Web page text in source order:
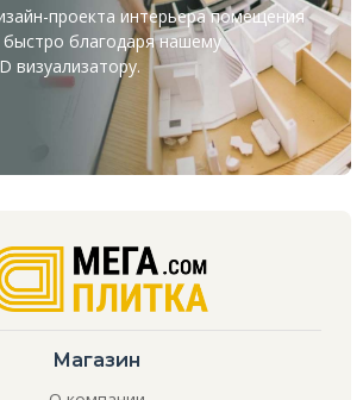
проекта интерьера помещения
быстро благодаря нашему
визуализатору.
Магазин